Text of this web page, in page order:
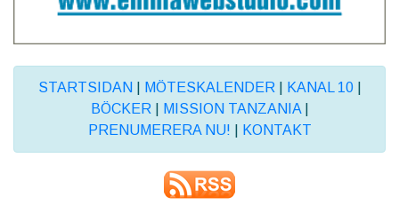
STARTSIDAN MÖTESKALENDER| KANAL 10|
BÖCKER| MISSION TANZANIA|
PRENUMERERA NU!
KONTAKT